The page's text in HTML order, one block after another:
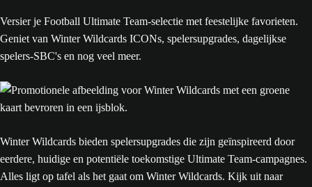
Versier je Football Ultimate Team-selectie met feestelijke favorieten.
Geniet van Winter Wildcards ICONs, spelersupgrades, dagelijkse
spelers-SBC's en nog veel meer.
Winter Wildcards bieden spelersupgrades die zijn geïnspireerd door
eerdere, huidige en potentiële toekomstige Ultimate Team-campagnes.
Alles ligt op tafel als het gaat om Winter Wildcards. Kijk uit naar